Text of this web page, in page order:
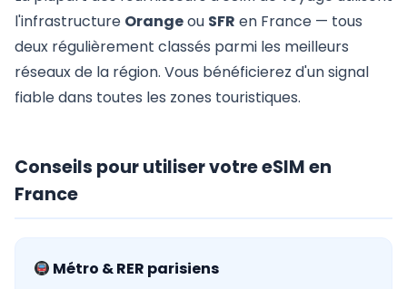
l'infrastructure Orangeou SFR en France — tous
deux régulièrement classés parmi les meilleurs
réseaux de la région. Vous bénéficierez d'un signal
fiable dans toutes les zones touristiques.
Conseils pour utiliser votre eSIM en
France
Métro & RER parisiens